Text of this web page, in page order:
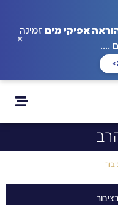
אפיקי מים זמינה
....
›
×